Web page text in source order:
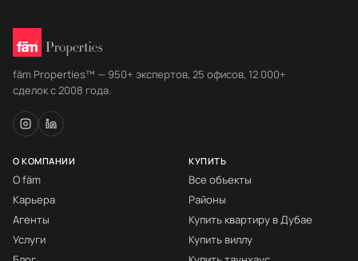
fäm Properties™ — 950+ экспертов, 25 офисов, 12 000+
сделок с 2008 года.
О КОМПАНИИ
О fäm
Карьера
Агенты
Услуги
КУПИТЬ
Все объекты
Районы
Купить квартиру в Дубае
Купить виллу